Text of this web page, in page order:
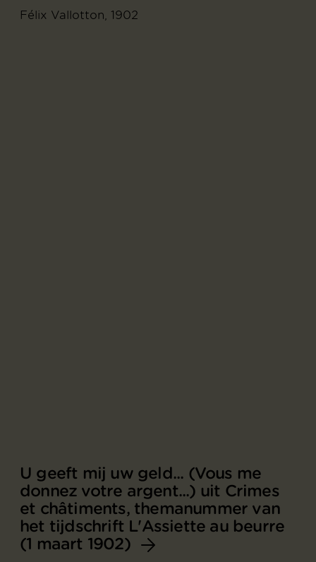
Félix Vallotton, 1902
U geeft mij uw geld... (Vous me
donnez votre argent...) uit Crimes
et châtiments, themanummer van
het tijdschrift L'Assiette au beurre
(1 maart 1902)